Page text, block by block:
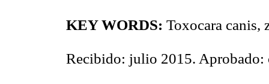
KEY WORDS: Toxocara canis,
Recibido: julio 2015. Aprobado: